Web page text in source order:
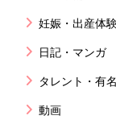
妊娠・出産体
日記・マンガ
タレント・有
動画